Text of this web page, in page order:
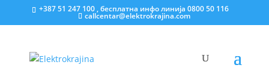
+387 51 247 100 , бесплатна инфо линија 0800 50 116
callcentar@elektrokrajina.com